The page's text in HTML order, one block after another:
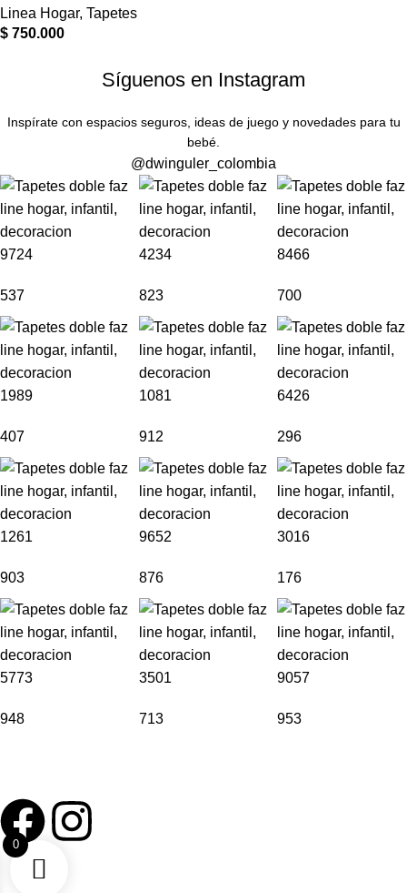
Linea Hogar, Tapetes
$ 750.000
Síguenos en Instagram
Inspírate con espacios seguros, ideas de juego y novedades para tu
bebé.
@dwinguler_colombia
9724
537
4234
823
8466
700
1989
407
1081
912
6426
296
1261
903
9652
876
3016
176
5773
948
3501
713
9057
953
0